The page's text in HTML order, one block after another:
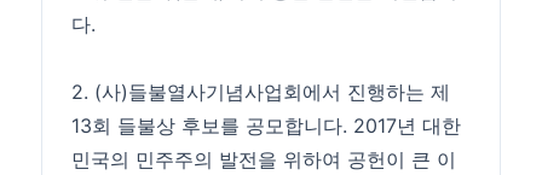
다.
2. (사)들불열사기념사업회에서 진행하는 제
13회 들불상 후보를 공모합니다. 2017년 대한
민국의 민주주의 발전을 위하여 공헌이 큰 이